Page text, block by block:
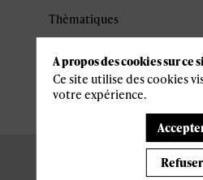
Thèmatiques
Effacer tous les filtres
A propos des cookies sur ce
Ce site utilise des cookies
votre expérience.
Refuser